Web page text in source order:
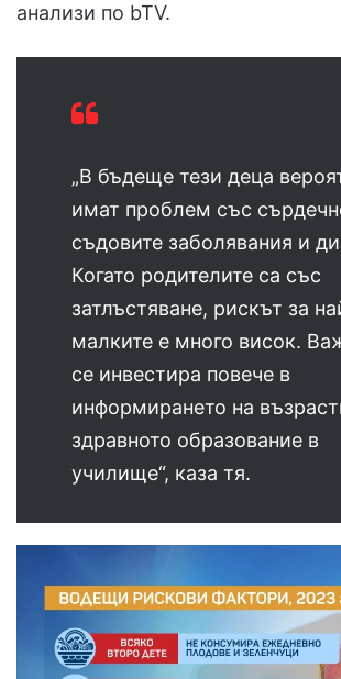
анализи по bTV.
„В бъдеще тези деца
имат проблем със
съдовите заболявания и
Когато родителите са със
затлъстяване, рискът за
малките е много висок.
се инвестира повече в
информирането на
здравното образование в
училище“, каза тя.